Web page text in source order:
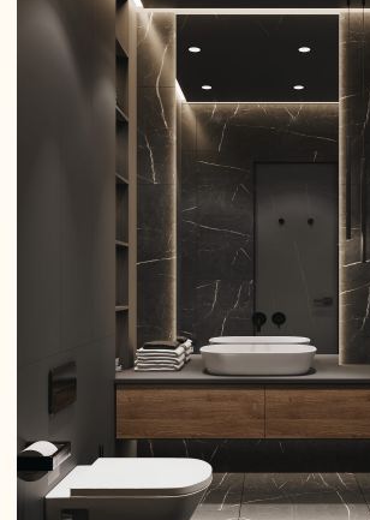
корпусная мебель абсолютно не будет смотреться в
малогабаритной однокомнатной квартире, потому что
занимает половину площади единственной комнаты.
Декорирование также своего рода искусство. В нем есть
свои правила, знание которых поможет создать
гармоничное и уютное помещение для комфортной жизни.